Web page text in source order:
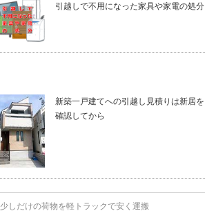
引越しで不用になった家具や家電の処分
新築一戸建てへの引越し見積りは新居を
確認してから
少しだけの荷物を軽トラックで安く運搬